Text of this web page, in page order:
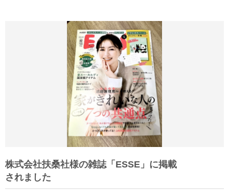
株式会社扶桑社様の雑誌「ESSE」に掲載
されました